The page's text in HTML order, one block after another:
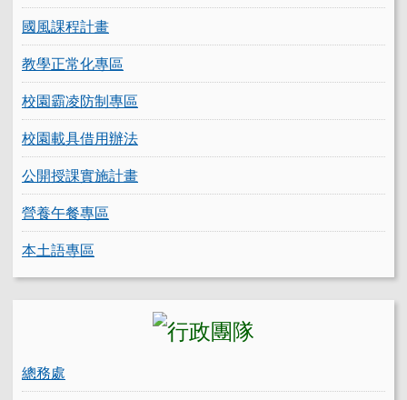
國風課程計畫
教學正常化專區
校園霸凌防制專區
校園載具借用辦法
公開授課實施計畫
營養午餐專區
本土語專區
總務處